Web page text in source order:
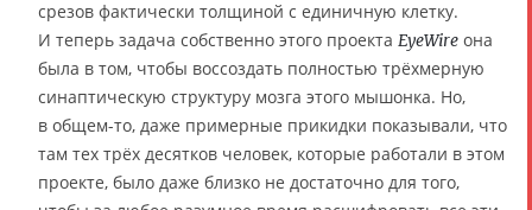
срезов фактически толщиной с единичную клетку.
И теперь задача собственно этого проекта EyeWire она
была в том, чтобы воссоздать полностью трёхмерную
синаптическую структуру мозга этого мышонка. Но,
в общем-то, даже примерные прикидки показывали, что
там тех трёх десятков человек, которые работали в этом
проекте, было даже близко не достаточно для того,